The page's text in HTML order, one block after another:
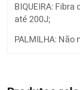
BIQUEIRA:
até 200J;
PALMILHA: